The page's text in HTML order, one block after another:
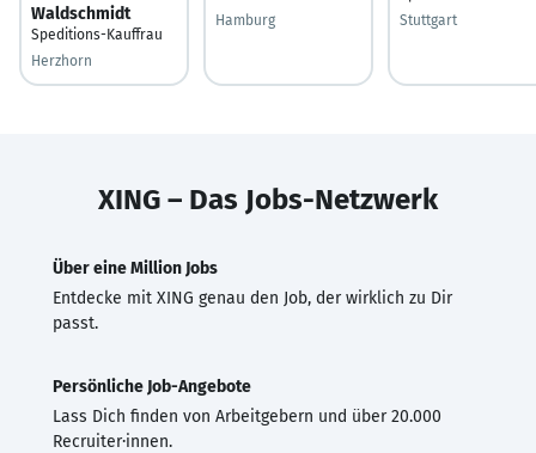
Waldschmidt
Speditions-Kauffrau
Herzhorn
Hamburg
Stuttgart
XING – Das Jobs-Netzwerk
Über eine Million Jobs
Entdecke mit XING genau den Job, der wirklich zu Dir
passt.
Persönliche Job-Angebote
Lass Dich finden von Arbeitgebern und über 20.000
Recruiter·innen.